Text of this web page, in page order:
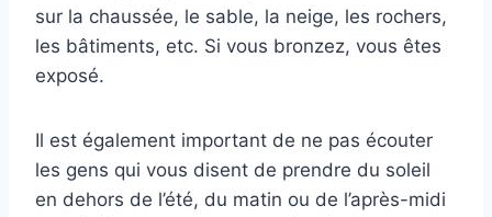
sur la chaussée, le sable, la neige, les rochers,
les bâtiments, etc. Si vous bronzez, vous êtes
exposé.
Il est également important de ne pas écouter
les gens qui vous disent de prendre du soleil
en dehors de l’été, du matin ou de l’après-midi